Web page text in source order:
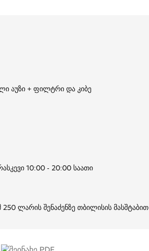
აუზი + ფილტრი და კიბე
10:00 - 20:00 საათი
250 ლარის შენაძენზე თბილისის მასშტაბით